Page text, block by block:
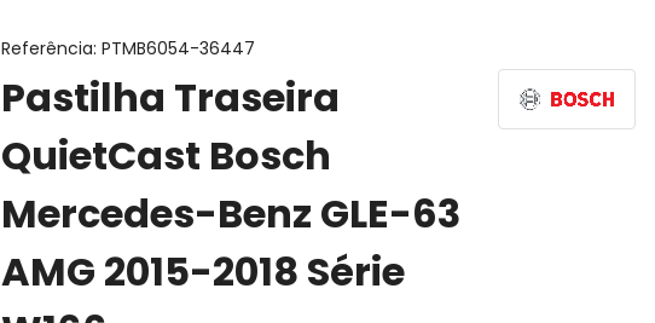
Referência:PTMB6054-36447
Pastilha Traseira
QuietCast Bosch
Mercedes-Benz GLE-63
AMG 2015-2018 Série